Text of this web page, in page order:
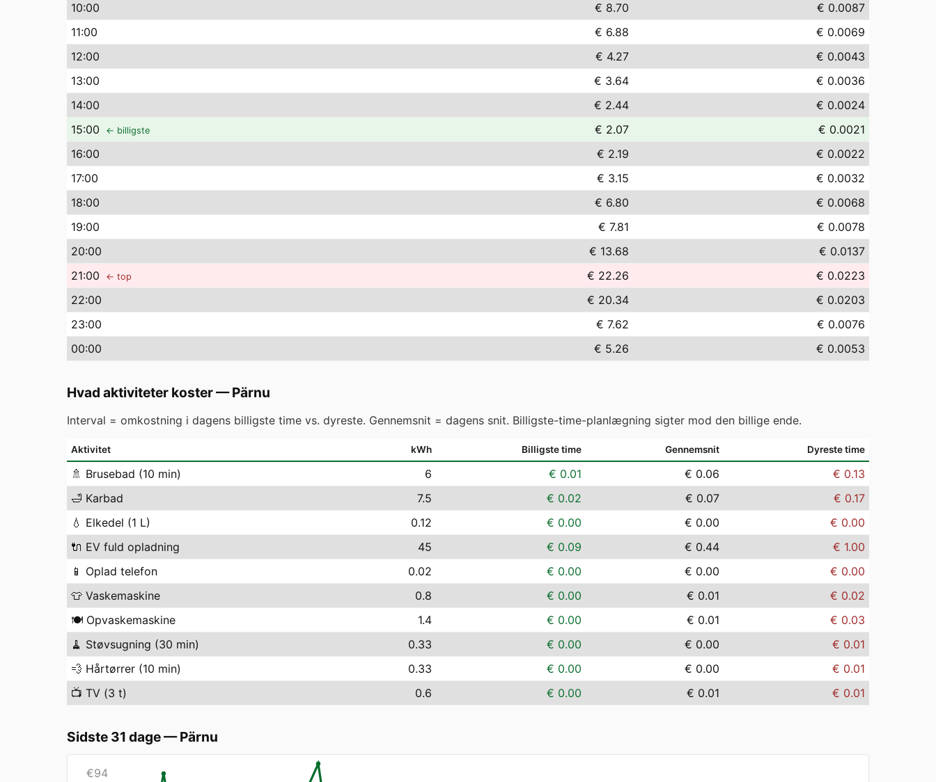
10:00 € 8.70
€ 0.0087
11:00 € 6.88
€ 0.0069
12:00 € 4.27
€ 0.0043
13:00 € 3.64
€ 0.0036
14:00 € 2.44
€ 0.0024
15:00 ← billigste € 2.07
€ 0.0021
16:00 € 2.19
€ 0.0022
17:00 € 3.15
€ 0.0032
18:00 € 6.80
€ 0.0068
19:00 € 7.81
€ 0.0078
20:00 € 13.68
€ 0.0137
21:00 ← top € 22.26
€ 0.0223
22:00 € 20.34
€ 0.0203
23:00 € 7.62
€ 0.0076
00:00 € 5.26 € 0.0053
Hvad aktiviteter koster—Pärnu
Interval = omkostning i dagens billigste time vs. dyreste. Gennemsnit = dagens snit. Billigste-time-planlægning sigter mod den billige ende.
Aktivitet kWh Billigste time Gennemsnit Dyreste time
🚿 Brusebad (10 min) 6 € 0.01 € 0.06
€ 0.13
🛁 Karbad 7.5 € 0.02 € 0.07
€ 0.17
💧 Elkedel (1 L) 0.12 € 0.00 € 0.00
€ 0.00
🔌 EV fuld opladning 45 € 0.09 € 0.44
€ 1.00
📱 Oplad telefon 0.02 € 0.00 € 0.00
€ 0.00
👕 Vaskemaskine 0.8 € 0.00 € 0.01
€ 0.02
🍽️ Opvaskemaskine 1.4 € 0.00 € 0.01
€ 0.03
🧹 Støvsugning (30 min) 0.33 € 0.00 € 0.00
€ 0.01
💨 Hårtørrer (10 min) 0.33 € 0.00 € 0.00
€ 0.01
📺 TV (3 t) 0.6 € 0.00 € 0.01 € 0.01
Sidste 31 dage—Pärnu
€94